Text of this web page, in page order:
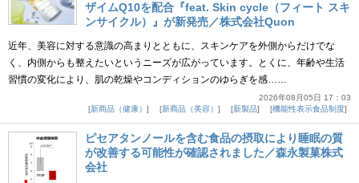
ザイムQ10を配合『feat. Skin cycle（フィート スキ
ンサイクル）』が新発売／株式会社Quon
近年、美容に対する意識の高まりとともに、スキンケアを外側からだけでな
く、内側からも整えたいというニーズが広がっています。とくに、年齢や生活
習慣の変化により、肌の乾燥やコンディションのゆらぎを感……
2026年08月05日 17：03
新商品（健康）
新商品（美容） 新製品 機能性表示食品制度
ピセアタンノールを含む食品の摂取により睡眠の質
が改善する可能性が確認されました／森永製菓株式
会社